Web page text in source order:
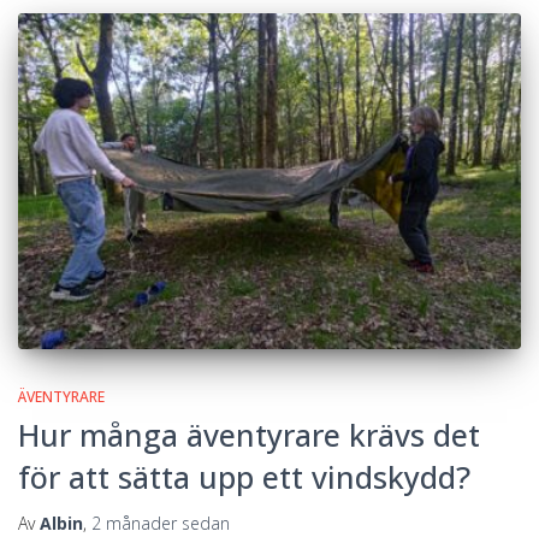
ÄVENTYRARE
Hur många äventyrare krävs det
för att sätta upp ett vindskydd?
AvAlbin, 2 månader sedan